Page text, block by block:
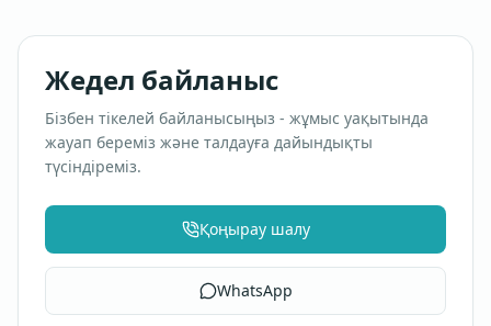
Жедел байланыс
Бізбен тікелей байланысыңыз - жұмыс уақытында
жауап береміз және талдауға дайындықты
түсіндіреміз.
Қоңырау шалу
WhatsApp